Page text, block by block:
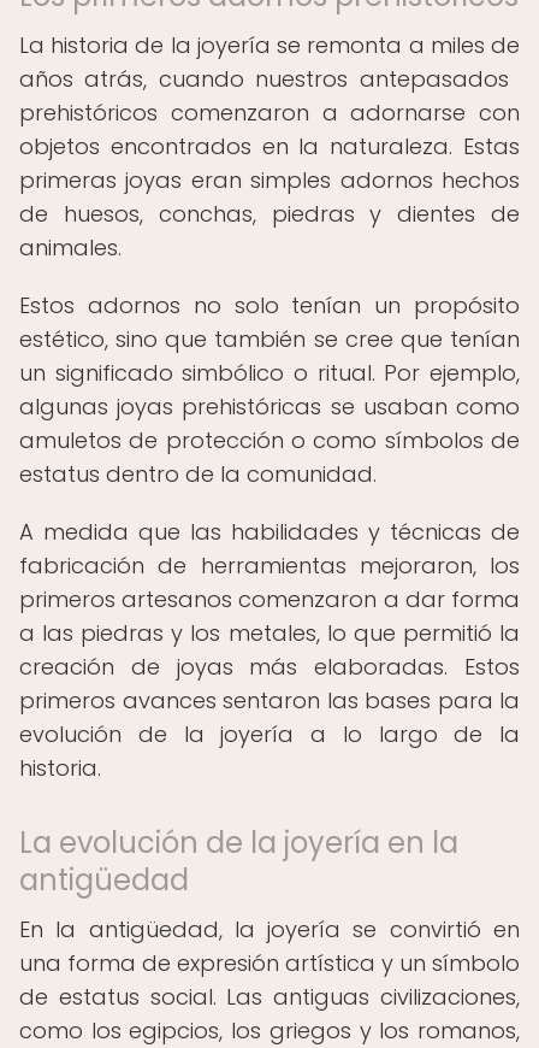
La historia de la joyería se remonta a miles de
años atrás, cuando nuestros antepasados ​​
prehistóricos comenzaron a adornarse con
objetos encontrados en la naturaleza. Estas
primeras joyas eran simples adornos hechos
de huesos, conchas, piedras y dientes de
animales.
Estos adornos no solo tenían un propósito
estético, sino que también se cree que tenían
un significado simbólico o ritual. Por ejemplo,
algunas joyas prehistóricas se usaban como
amuletos de protección o como símbolos de
estatus dentro de la comunidad.
A medida que las habilidades y técnicas de
fabricación de herramientas mejoraron, los
primeros artesanos comenzaron a dar forma
a las piedras y los metales, lo que permitió la
creación de joyas más elaboradas. Estos
primeros avances sentaron las bases para la
evolución de la joyería a lo largo de la
historia.
La evolución de la joyería en la
antigüedad
En la antigüedad, la joyería se convirtió en
una forma de expresión artística y un símbolo
de estatus social. Las antiguas civilizaciones,
como los egipcios, los griegos y los romanos,